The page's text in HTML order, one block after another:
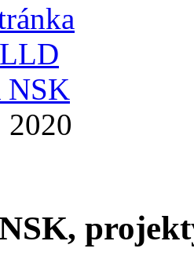
NSK
2020